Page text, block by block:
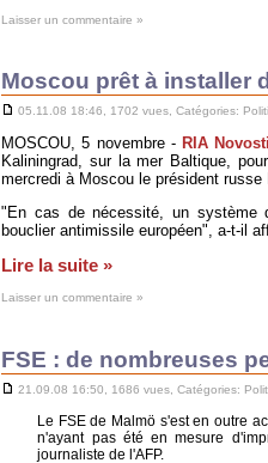
Laisser un commentaire »
Moscou prêt à installer
05.11.08 18:46, 1702 vues, Catégories:
MOSCOU, 5 novembre - RIA Novosti
Kaliningrad, sur la mer Baltique,
mercredi à Moscou le président russe
"En cas de nécessité, un système
bouclier antimissile européen", a-t-il
Lire la suite »
Laisser un commentaire »
FSE : de nombreuses
21.09.08 16:50, 1686 vues, Catégories:
Le FSE de Malmö s'est en outre
n'ayant pas été en mesure
journaliste de l'AFP.